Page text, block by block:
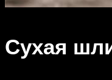
Сухая